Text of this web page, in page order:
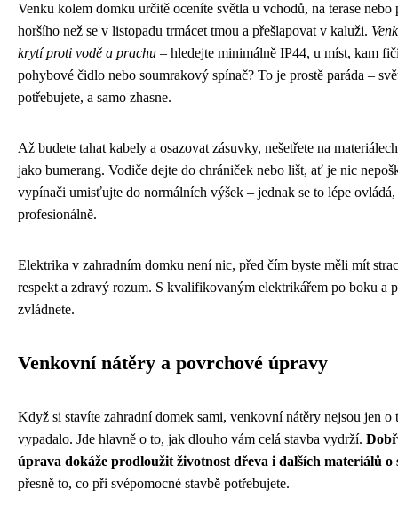
Venku kolem domku určitě oceníte světla u vchodů, na terase nebo
horšího než se v listopadu trmácet tmou a přešlapovat v kaluži.
krytí proti vodě a prachu – hledejte minimálně IP44, u míst, kam
pohybové čidlo nebo soumrakový spínač? To je prostě paráda –
potřebujete, a samo zhasne.
Až budete tahat kabely a osazovat zásuvky, nešetřete na
jako bumerang. Vodiče dejte do chrániček nebo lišt, ať je nic
vypínači umisťujte do normálních výšek – jednak se to lépe
profesionálně.
Elektrika v zahradním domku není nic, před čím byste měli mít
respekt a zdravý rozum. S kvalifikovaným elektrikářem po boku a
zvládnete.
Venkovní nátěry a povrchové úpravy
Když si stavíte zahradní domek sami, venkovní nátěry nejsou jen o
vypadalo. Jde hlavně o to, jak dlouho vám celá stavba vydrží.
úprava dokáže prodloužit životnost dřeva i dalších materiálů o
přesně to, co při svépomocné stavbě potřebujete.